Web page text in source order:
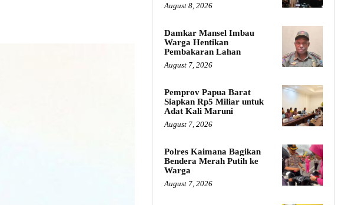
August 8, 2026
Damkar Mansel Imbau
Warga Hentikan
Pembakaran Lahan
August 7, 2026
Pemprov Papua Barat
Siapkan Rp5 Miliar untuk
Adat Kali Maruni
August 7, 2026
Polres Kaimana Bagikan
Bendera Merah Putih ke
Warga
August 7, 2026